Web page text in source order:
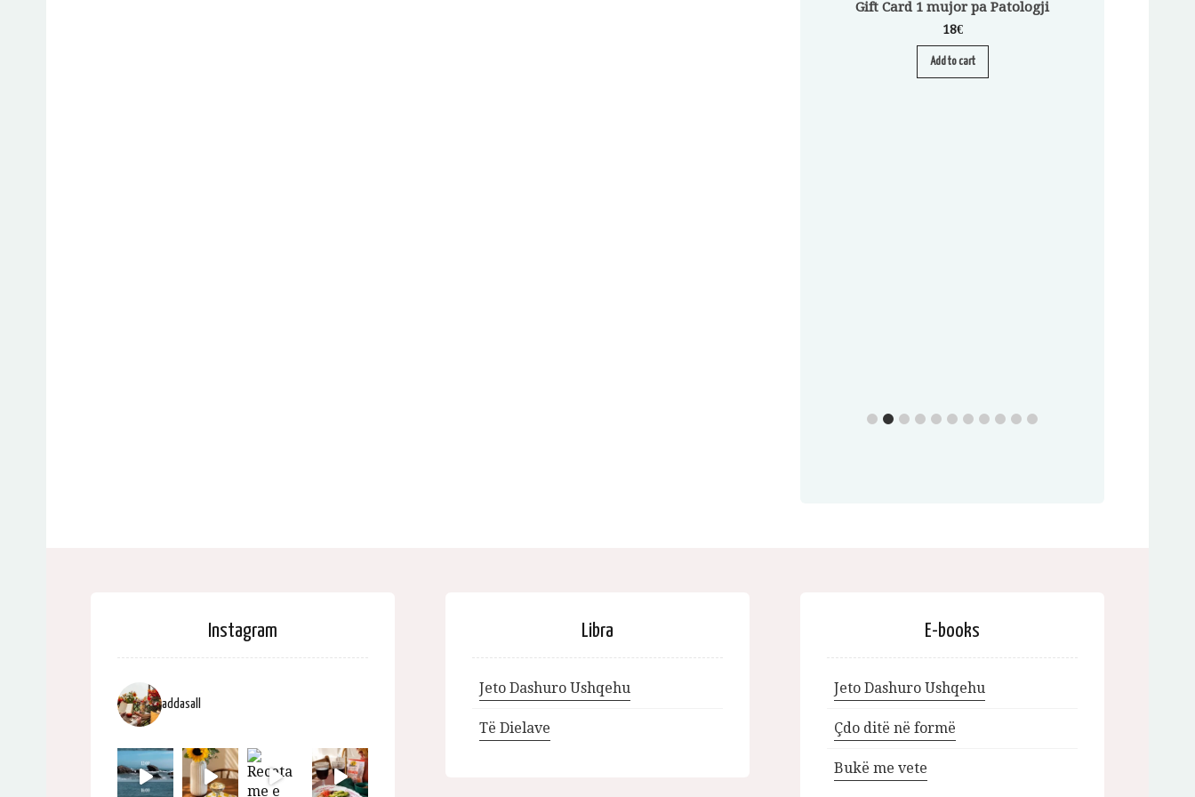
Gift Card 1 mujor pa Patologji
18€
Add to cart
Instagram
addasall
Libra
Jeto Dashuro Ushqehu
Të Dielave
E-books
Jeto Dashuro Ushqehu
Çdo ditë në formë
Bukë me vete